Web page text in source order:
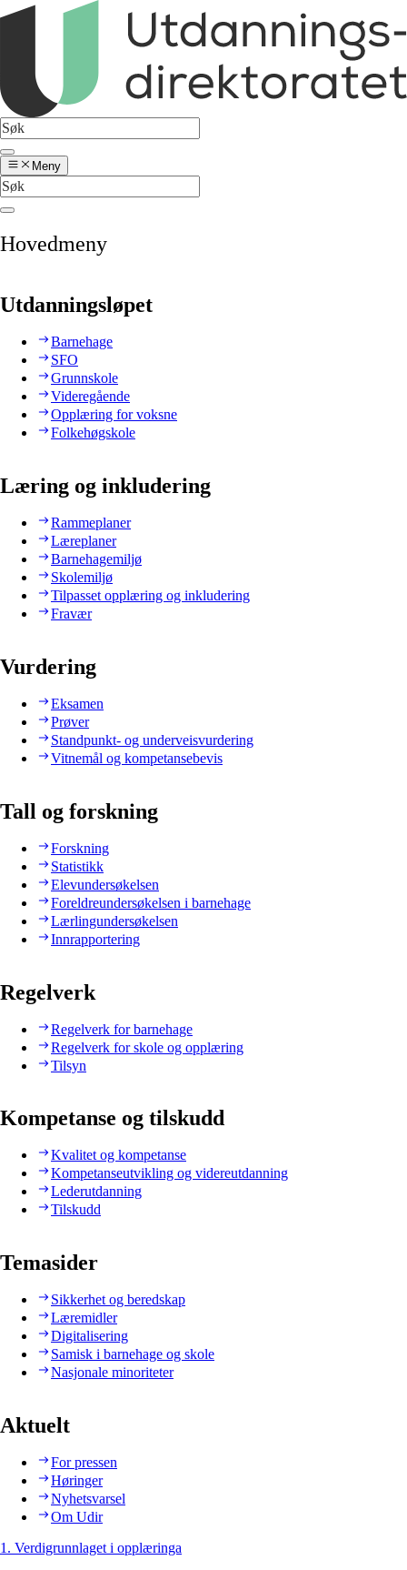
Meny
Hovedmeny
Utdanningsløpet
Barnehage
SFO
Grunnskole
Videregående
Opplæring for voksne
Folkehøgskole
Læring og inkludering
Rammeplaner
Læreplaner
Barnehagemiljø
Skolemiljø
Tilpasset opplæring og inkludering
Fravær
Vurdering
Eksamen
Prøver
Standpunkt- og underveisvurdering
Vitnemål og kompetansebevis
Tall og forskning
Forskning
Statistikk
Elevundersøkelsen
Foreldreundersøkelsen i barnehage
Lærlingundersøkelsen
Innrapportering
Regelverk
Regelverk for barnehage
Regelverk for skole og opplæring
Tilsyn
Kompetanse og tilskudd
Kvalitet og kompetanse
Kompetanseutvikling og videreutdanning
Lederutdanning
Tilskudd
Temasider
Sikkerhet og beredskap
Læremidler
Digitalisering
Samisk i barnehage og skole
Nasjonale minoriteter
Aktuelt
For pressen
Høringer
Nyhetsvarsel
Om Udir
1. Verdigrunnlaget i opplæringa